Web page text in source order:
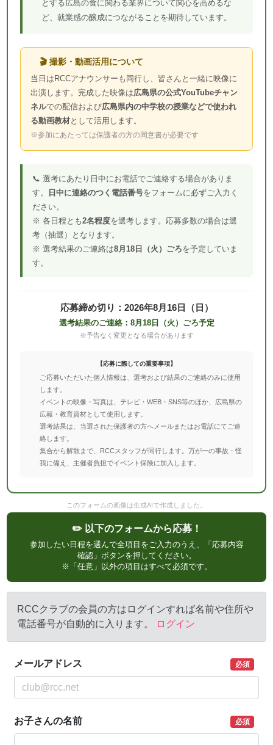
とする広島の食に関わる業界について関心を高めるな
ど、就業感の醸成につながることを期待しています。
🎬 撮影・動画活用について
当日はRCCアナウンサーも同行し、皆さんと一緒に映像に
出演します。完成した映像は広島県の公式YouTubeチャン
ネルでの配信および広島県内の中学校の授業などで使われ
る動画教材として活用します。
※参加にあたっては保護者の方の同意書が必要です
📞 選考にあたり日中にお電話でご連絡する場合がありま
す。
日中に連絡のつく電話番号をフォームに必ずご入力く
ださい。
※ 各日程とも2名程度を選考します。応募多数の場合は選
考（抽選）となります。
※ 選考結果のご連絡は8月18日（火）ごろを予定していま
す。
応募締め切り：2026年8月16日（日）
選考結果のご連絡：8月18日（火）ごろ予定
※予告なく変更となる場合があります
【応募に際しての重要事項】
ご応募いただいた個人情報は、選考および結果のご連絡のみに使用
します。
イベントの映像・写真は、テレビ・WEB・SNS等のほか、広島県の
広報・教育資材として使用します。
選考結果は、当選された保護者の方へメールまたはお電話にてご連
絡します。
集合から解散まで、RCCスタッフが同行します。万が一の事故・怪
我に備え、主催者負担でイベント保険に加入します。
このフォームの画像は生成AIで作成しました。
✏️ 以下のフォームから応募！
参加したい日程を選んで全項目をご入力のうえ、「応募内容
確認」ボタンを押してください。
※「任意」以外の項目はすべて必須です。
RCCクラブの会員の方はログインすれば名前や住所や
電話番号が自動的に入ります。
ログイン
メールアドレス 必須
お子さんの名前 必須